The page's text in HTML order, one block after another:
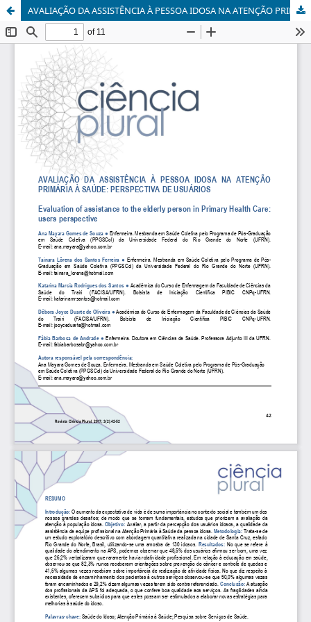
AVALIAÇÃO DA ASSISTÊNCIA À PESSOA IDOSA NA ATENÇÃO PRIMÁRIA À SAÚDE: PERSPECTIVA DE USUÁRIOS